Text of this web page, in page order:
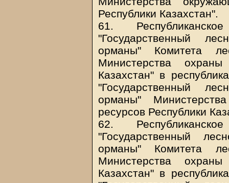
Республики Казахстан".
61.
"Государственный
орманы" Комитета
Министерства
Казахстан" в
"Государственный
орманы"
ресурсов Республики
62.
"Государственный
орманы" Комитета
Министерства
Казахстан" в